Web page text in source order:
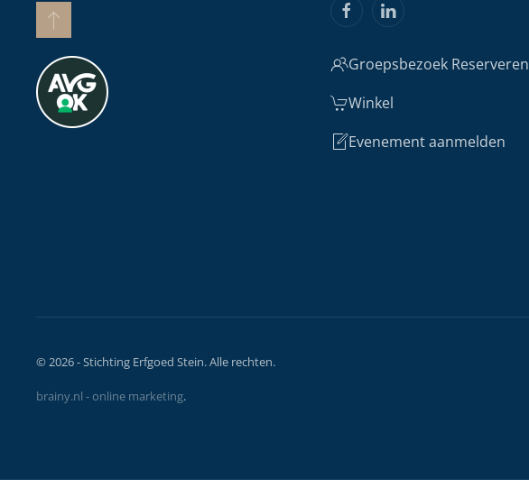
Groepsbezoek Reserveren
Winkel
Evenement aanmelden
©2026- Stichting Erfgoed Stein. Alle rechten.
brainy.nl - online marketing.